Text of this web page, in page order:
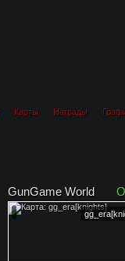
Карты Награды
GunGame World